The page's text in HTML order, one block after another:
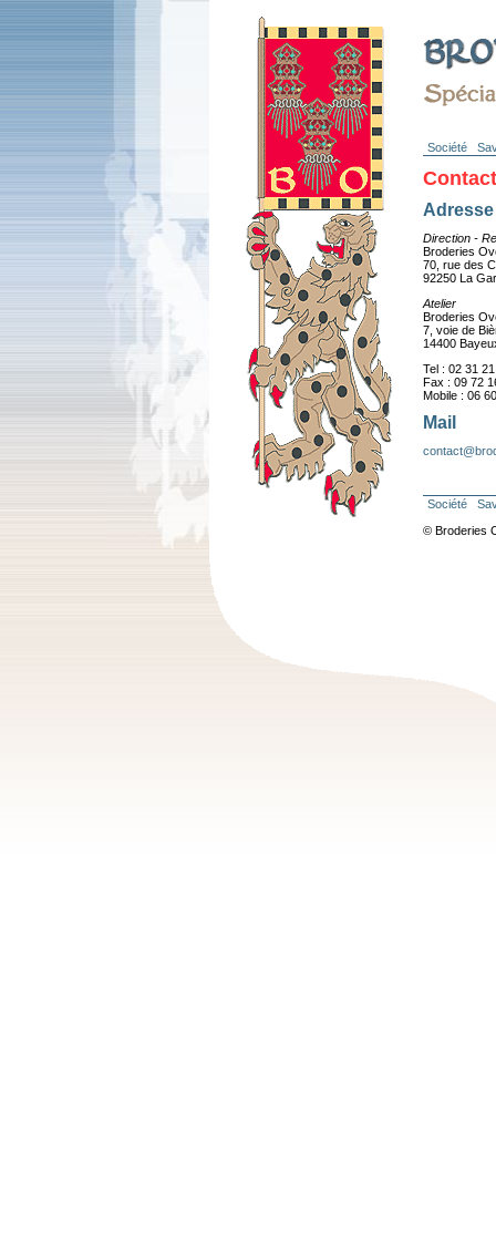
Société
Contact
Adresse
Direction -
Broderies
70, rue des
92250 La
Atelier
Broderies
7, voie de
14400
Tel : 02 31
Fax : 09 72
Mobile : 06
Mail
Société
© Broderies